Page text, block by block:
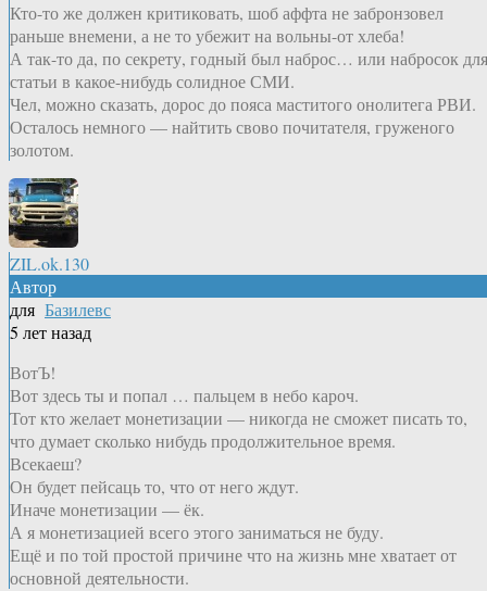
Кто-то же должен критиковать, шоб аффта не забронзовел
раньше внемени, а не то убежит на вольны-от хлеба!
А так-то да, по секрету, годный был наброс… или набросок для
статьи в какое-нибудь солидное СМИ.
Чел, можно сказать, дорос до пояса маститого онолитега РВИ.
Осталось немного — найтить свово почитателя, груженого
золотом.
ZIL.ok.130
Автор
для Базилевс
5 лет назад
ВотЪ!
Вот здесь ты и попал … пальцем в небо кароч.
Тот кто желает монетизации — никогда не сможет писать то,
что думает сколько нибудь продолжительное время.
Всекаеш?
Он будет пейсаць то, что от него ждут.
Иначе монетизации — ёк.
А я монетизацией всего этого заниматься не буду.
Ещё и по той простой причине что на жизнь мне хватает от
основной деятельности.